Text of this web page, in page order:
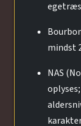
mindst
NAS